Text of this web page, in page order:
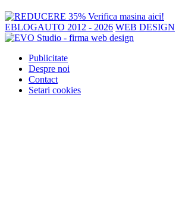
EBLOGAUTO 2012 - 2026 WEB DESIGN
Publicitate
Despre noi
Contact
Setari cookies